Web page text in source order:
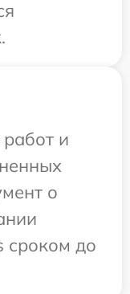
и
о
сроком до